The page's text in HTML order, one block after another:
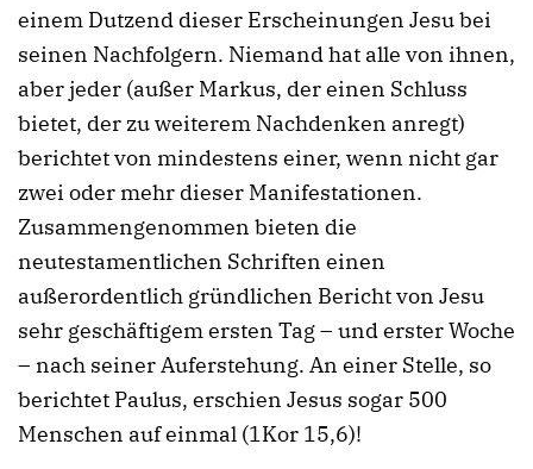
einem Dutzend dieser Erscheinungen Jesu bei
seinen Nachfolgern. Niemand hat alle von ihnen,
aber jeder (außer Markus, der einen Schluss
bietet, der zu weiterem Nachdenken anregt)
berichtet von mindestens einer, wenn nicht gar
zwei oder mehr dieser Manifestationen.
Zusammengenommen bieten die
neutestamentlichen Schriften einen
außerordentlich gründlichen Bericht von Jesu
sehr geschäftigem ersten Tag – und erster Woche
– nach seiner Auferstehung. An einer Stelle, so
berichtet Paulus, erschien Jesus sogar 500
Menschen auf einmal (1Kor 15,6)!